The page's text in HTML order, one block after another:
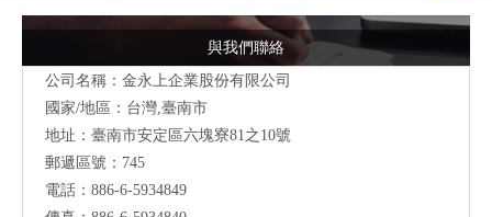
與我們聯絡
公司名稱：金永上企業股份有限公司
國家/地區：台灣,臺南市
地址：臺南市安定區六塊寮81之10號
郵遞區號：745
電話：886-6-5934849